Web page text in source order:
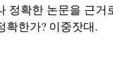
정확한 논문을 근거
확한가? 이중잣대.